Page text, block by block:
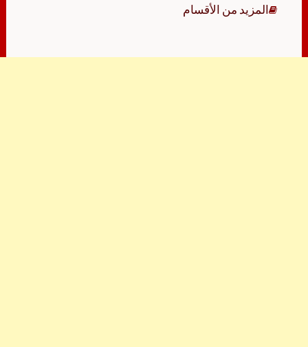
المزيد من الأقسام